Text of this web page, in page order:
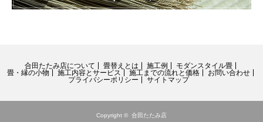
合田たたみ店について 畳替えとは 施工例
モダンスタイル畳
畳・縁の小物
施工内容とサービス 施工までの流れと価格
お問い合わせ
プライバシーポリシー
サイトマップ
Copyright © 合田たたみ店